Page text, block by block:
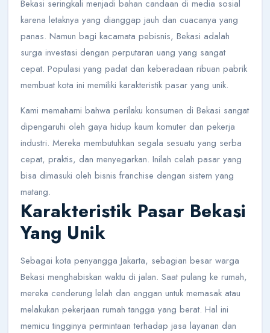
Bekasi seringkali menjadi bahan candaan di media sosial
karena letaknya yang dianggap jauh dan cuacanya yang
panas. Namun bagi kacamata pebisnis, Bekasi adalah
surga investasi dengan perputaran uang yang sangat
cepat. Populasi yang padat dan keberadaan ribuan pabrik
membuat kota ini memiliki karakteristik pasar yang unik.
Kami memahami bahwa perilaku konsumen di Bekasi sangat
dipengaruhi oleh gaya hidup kaum komuter dan pekerja
industri. Mereka membutuhkan segala sesuatu yang serba
cepat, praktis, dan menyegarkan. Inilah celah pasar yang
bisa dimasuki oleh bisnis franchise dengan sistem yang
matang.
Karakteristik Pasar Bekasi
Yang Unik
Sebagai kota penyangga Jakarta, sebagian besar warga
Bekasi menghabiskan waktu di jalan. Saat pulang ke rumah,
mereka cenderung lelah dan enggan untuk memasak atau
melakukan pekerjaan rumah tangga yang berat. Hal ini
memicu tingginya permintaan terhadap jasa layanan dan